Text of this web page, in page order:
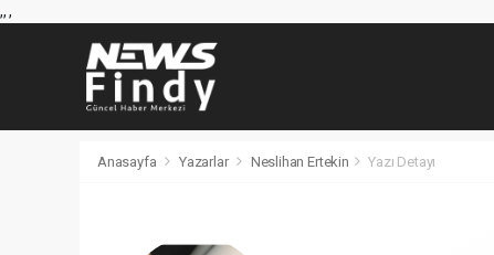
,,,
Anasayfa Yazarlar Neslihan Ertekin Yazı Detayı